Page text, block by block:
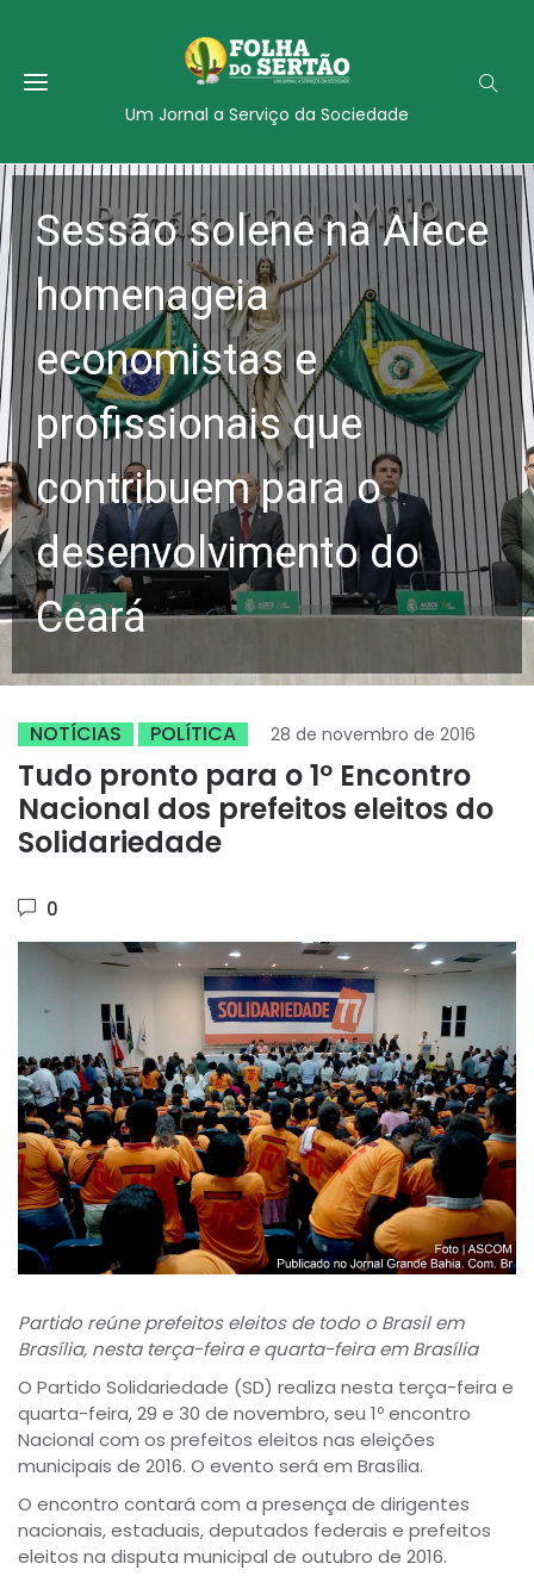
Um Jornal a Serviço da Sociedade
Sessão solene na Alece
homenageia
economistas e
profissionais que
contribuem para o
desenvolvimento do
Ceará
NOTÍCIAS POLÍTICA 28 de novembro de 2016
Tudo pronto para o 1º Encontro
Nacional dos prefeitos eleitos do
Solidariedade
0
Partido reúne prefeitos eleitos de todo o Brasil em
Brasília, nesta terça-feira e quarta-feira em Brasília
O Partido Solidariedade (SD) realiza nesta terça-feira e
quarta-feira, 29 e 30 de novembro, seu 1º encontro
Nacional com os prefeitos eleitos nas eleições
municipais de 2016. O evento será em Brasília.
O encontro contará com a presença de dirigentes
nacionais, estaduais, deputados federais e prefeitos
eleitos na disputa municipal de outubro de 2016.